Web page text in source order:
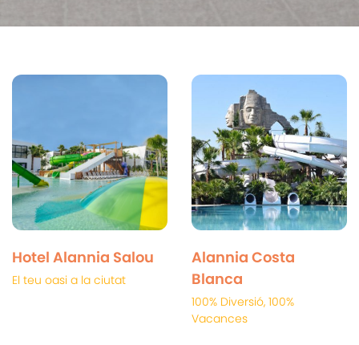
Hotel Alannia Salou
El teu oasi a la ciutat
Alannia Costa
Blanca
100% Diversió, 100%
Vacances